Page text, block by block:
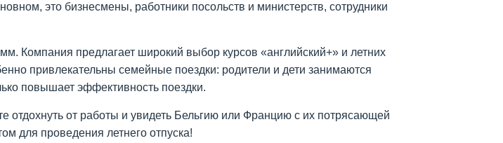
это бизнесмены, работники посольств и министерств, сотрудники
Компания предлагает широкий выбор курсов «английский+» и летних
привлекательны семейные поездки: родители и дети занимаются
повышает эффективность поездки.
отдохнуть от работы и увидеть Бельгию или Францию с их потрясающей
для проведения летнего отпуска!